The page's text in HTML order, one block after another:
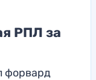
РПЛ за
форвард